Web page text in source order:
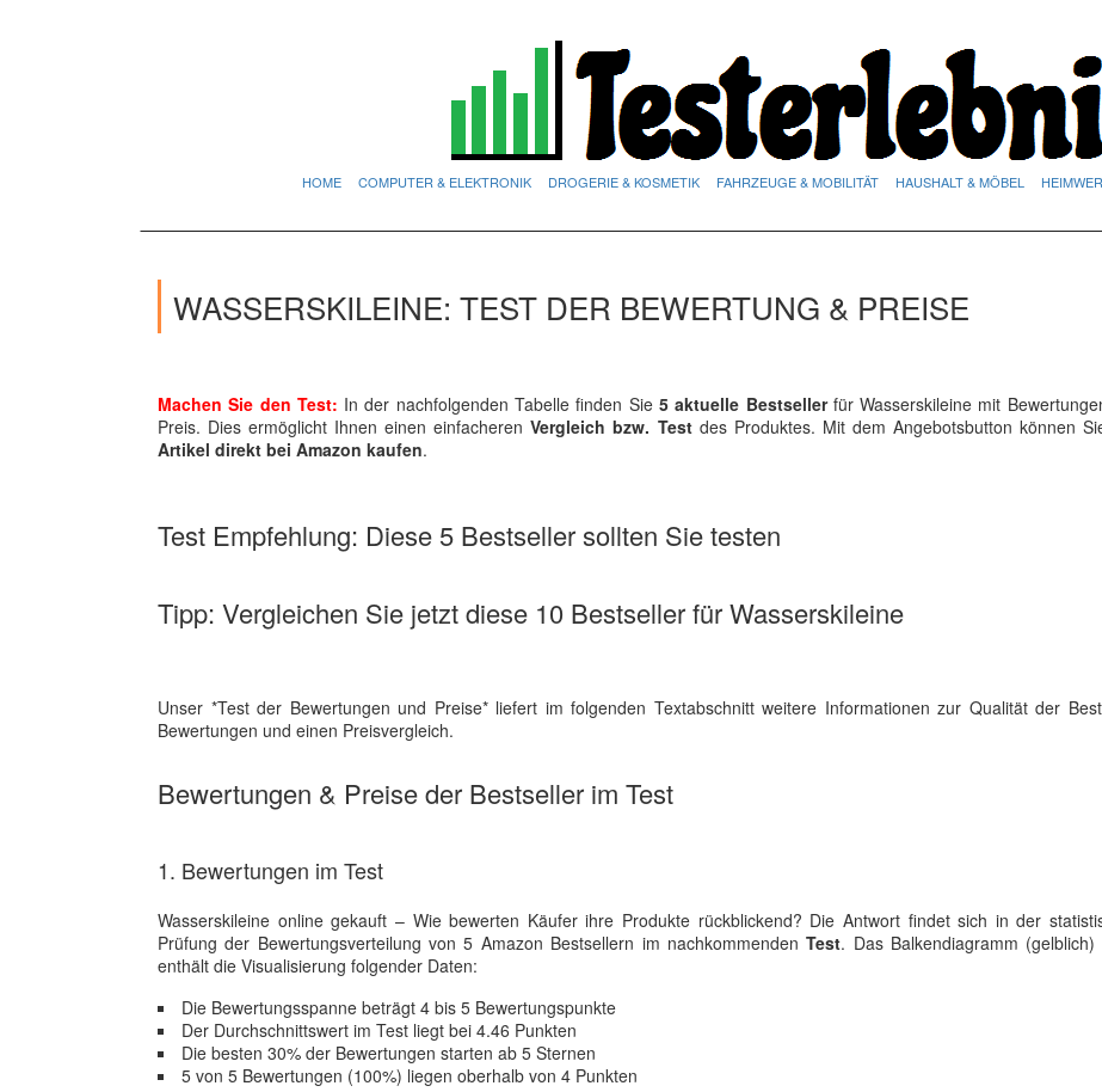
HOME COMPUTER & ELEKTRONIK DROGERIE & KOSMETIK FAHRZEUGE & MOBILITÄT HAUSHALT & MÖBEL
WASSERSKILEINE: TEST DER BEWERTUNG & PREISE
Machen Sie den Test: In der nachfolgenden Tabelle finden Sie5 aktuelle Bestsellerfür Wasserskileine mit
Preis. Dies ermöglicht Ihnen einen einfacherenVergleich bzw. Testdes Produktes. Mit dem Angebotsbutton können
Artikel direkt bei Amazon kaufen.
Test Empfehlung: Diese 5 Bestseller sollten Sie testen
Tipp: Vergleichen Sie jetzt diese 10 Bestseller für Wasserskileine
Unser *Test der Bewertungen und Preise* liefert im folgenden Textabschnitt weitere Informationen zur Qualität der
Bewertungen und einen Preisvergleich.
Bewertungen & Preise der Bestseller im Test
1. Bewertungen im Test
Wasserskileine online gekauft – Wie bewerten Käufer ihre Produkte rückblickend? Die Antwort findet sich in der
Prüfung der Bewertungsverteilung von 5 Amazon Bestsellern im nachkommendenTest. Das Balkendiagramm
enthält die Visualisierung folgender Daten:
Die Bewertungsspanne beträgt 4 bis 5 Bewertungspunkte
Der Durchschnittswert im Test liegt bei 4.46 Punkten
Die besten 30% der Bewertungen starten ab 5 Sternen
5 von 5 Bewertungen (100%) liegen oberhalb von 4 Punkten